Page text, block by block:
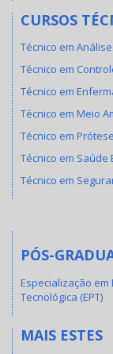
CURSOS
Técnico em
Técnico em
Técnico em
Técnico em Meio
Técnico em
Técnico em Saúde
Técnico em
PÓS-
Especialização
Tecnológica (EPT)
MAIS ESTES